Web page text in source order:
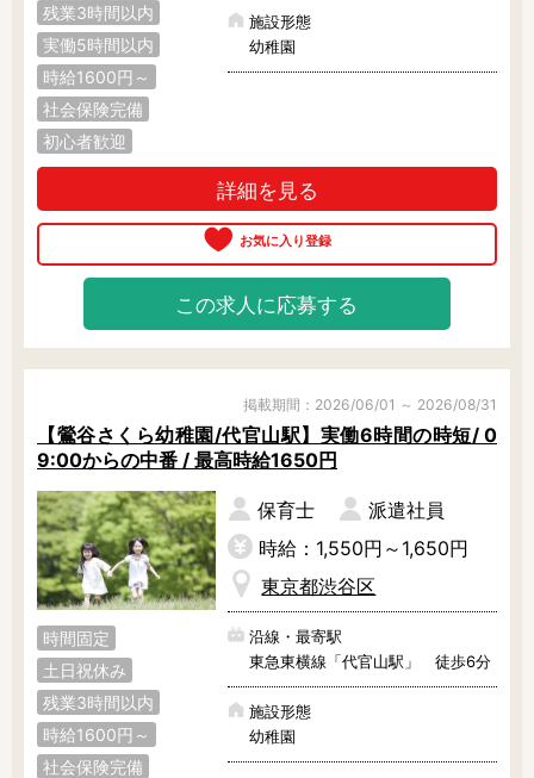
残業3時間以内
実働5時間以内
時給1600円～
社会保険完備
初心者歓迎
施設形態
幼稚園
詳細を見る
この求人に応募する
掲載期間：2026/06/01 ～ 2026/08/31
【鶯谷さくら幼稚園/代官山駅】実働6時間の時短/ 0
9:00からの中番 / 最高時給1650円
時間固定
土日祝休み
残業3時間以内
時給1600円～
社会保険完備
保育士
派遣社員
時給：1,550円～1,650円
東京都渋谷区
沿線・最寄駅
東急東横線「代官山駅」 徒歩6分
施設形態
幼稚園